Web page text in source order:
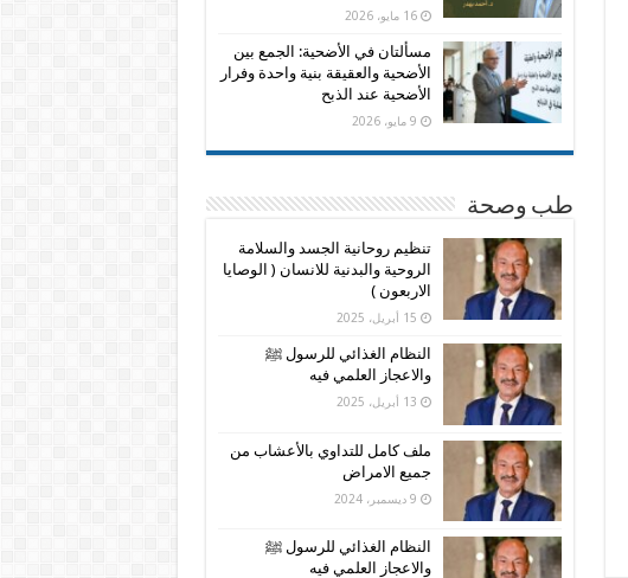
16 مايو، 2026
مسألتان في الأضحية: الجمع بين
الأضحية والعقيقة بنية واحدة وفرار
الأضحية عند الذبح
9 مايو، 2026
طب وصحة
تنظيم روحانية الجسد والسلامة
الروحية والبدنية للانسان ( الوصايا
الاربعون )
15 أبريل، 2025
النظام الغذائي للرسول ﷺ
والاعجاز العلمي فيه
13 أبريل، 2025
ملف كامل للتداوي بالأعشاب من
جميع الامراض
9 ديسمبر، 2024
النظام الغذائي للرسول ﷺ
والاعجاز العلمي فيه